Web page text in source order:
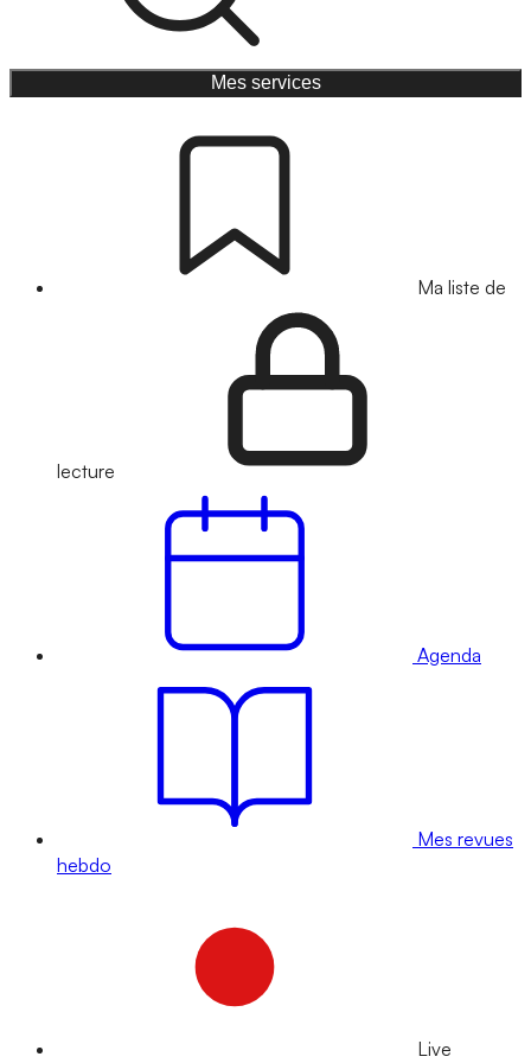
Mes services
Ma liste de
lecture
Agenda
Mes revues
hebdo
Live